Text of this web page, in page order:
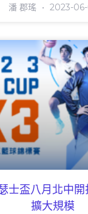
潘 郡瑤 2023-
瑟士盃八月北中
擴大規模